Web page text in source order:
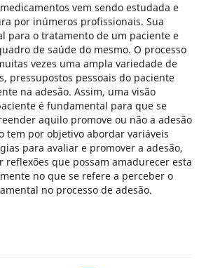
vem sendo estudada e
por inúmeros profissionais. Sua
para o tratamento de um paciente e
de saúde do mesmo. O processo
vezes uma ampla variedade de
pressupostos pessoais do paciente
na adesão. Assim, uma visão
é fundamental para que se
aquilo promove ou não a adesão
tem por objetivo abordar variáveis
para avaliar e promover a adesão,
reflexões que possam amadurecer esta
no que se refere a perceber o
no processo de adesão.